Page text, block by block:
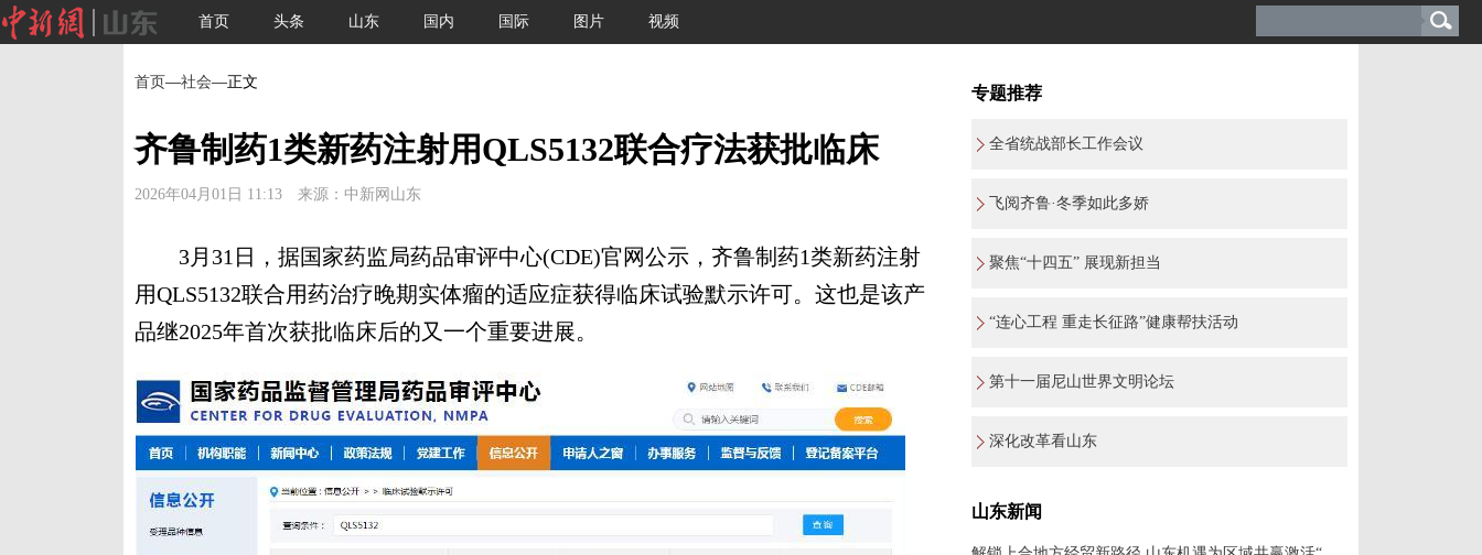
首页 头条 山东 国内 国际 图片 视频
首页—社会—正文
齐鲁制药1类新药注射用QLS5132联合疗法获批临床
2026年04月01日 11:13 来源：中新网山东
3月31日，据国家药监局药品审评中心(CDE)官网公示，齐鲁制药1类新药注射
用QLS5132联合用药治疗晚期实体瘤的适应症获得临床试验默示许可。这也是该产
品继2025年首次获批临床后的又一个重要进展。
专题推荐
全省统战部长工作会议
飞阅齐鲁·冬季如此多娇
聚焦“十四五” 展现新担当
“连心工程 重走长征路”健康帮扶活动
第十一届尼山世界文明论坛
深化改革看山东
山东新闻